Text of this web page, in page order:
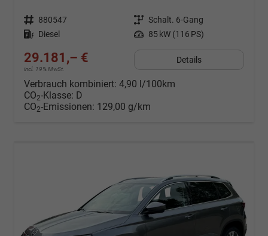
Fahrzeugnr. 880547 Getriebe Schalt. 6-Gang
Kraftstoff Diesel Leistung 85 kW (116 PS)
29.181,– €
incl. 19% MwSt.
Details
Verbrauch kombiniert: 4,90 l/100km
CO2-Klasse: D
CO2-Emissionen: 129,00 g/km